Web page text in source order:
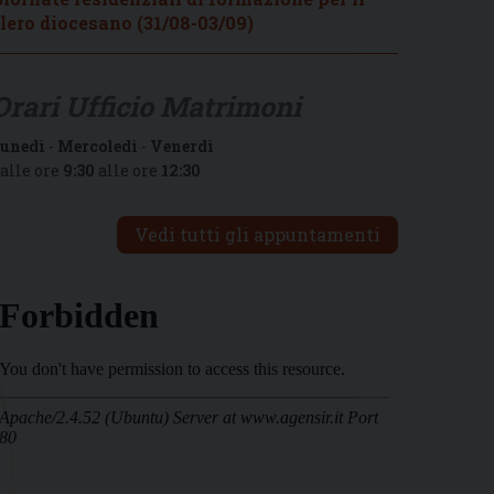
diocesano (31/08-03/09)
- Mercoledì - Venerdì
ore 9:30 alle ore 12:30
Vedi tutti gli appuntamenti